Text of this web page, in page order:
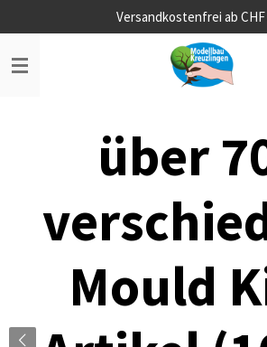
Hauptinhalt
springen
Versandkostenfrei ab CHF
über
Mould